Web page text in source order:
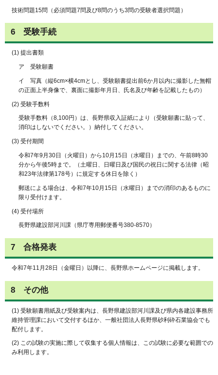
技術問題15問（必須問題7問及び8問のうち3問の受験者選択問題）
6 受験手続
(1) 提出書類
ア 受験願書
イ 写真（縦6cm×横4cmとし、受験願書提出前6か月以内に撮影した無帽
の正面上半身像で、裏面に撮影年月日、氏名及び年齢を記載したもの）
(2) 受験手数料
受験手数料（8,100円）は、長野県収入証紙により（受験願書に貼って、
消印はしないでください。）納付してください。
(3) 受付期間
令和7年9月30日（火曜日）から10月15日（水曜日）までの、午前8時30
分から午後5時まで。（土曜日、日曜日及び国民の祝日に関する法律（昭
和23年法律第178号）に規定する休日を除く）
郵送による場合は、令和7年10月15日（水曜日）までの消印のあるものに
限り受付けます。
(4) 受付場所
長野県建設部河川課（県庁専用郵便番号380-8570）
7 合格発表
令和7年11月28日（金曜日）以降に、長野県ホームページに掲載します。
8 その他
(1) 受験願書用紙及び受験案内は、長野県建設部河川課及び県内各建設事務所
維持管理課において交付するほか、一般社団法人長野県砂利砕石業協会でも
配付します。
(2) この試験の実施に際して収集する個人情報は、この試験に必要な範囲での
み利用します。